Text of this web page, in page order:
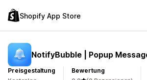
Shopify App Store
NotifyBubble | Popup
Preisgestaltung
Bewertung